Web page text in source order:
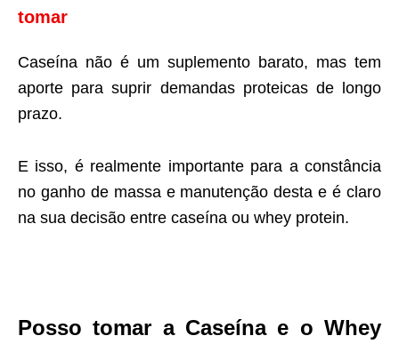
tomar
Caseína não é um suplemento barato, mas tem
aporte para suprir demandas proteicas de longo
prazo.
E isso, é realmente importante para a constância
no ganho de massa e manutenção desta e é claro
na sua decisão entre caseína ou whey protein.
Posso tomar a Caseína e o Whey